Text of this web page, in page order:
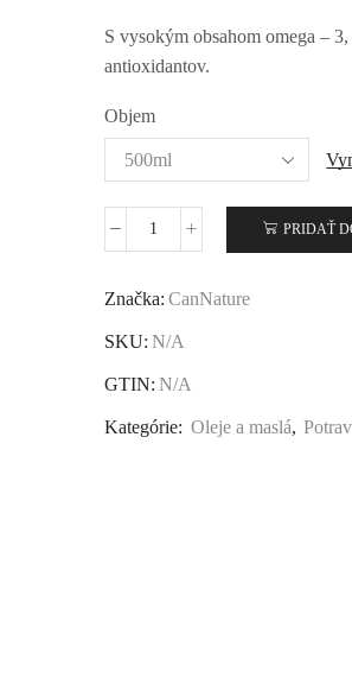
S vysokým obsahom omega –
antioxidantov.
Objem
PRIDAŤ
Značka: CanNature
SKU: N/A
GTIN: N/A
Kategórie: Oleje a maslá,